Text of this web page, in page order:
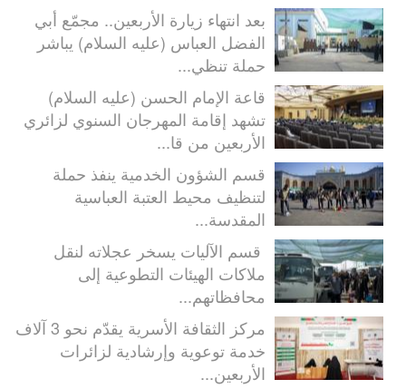
بعد انتهاء زيارة الأربعين.. مجمّع أبي
الفضل العباس (عليه السلام) يباشر
حملة تنظي...
قاعة الإمام الحسن (عليه السلام)
تشهد إقامة المهرجان السنوي لزائري
الأربعين من قا...
قسم الشؤون الخدمية ينفذ حملة
لتنظيف محيط العتبة العباسية
المقدسة...
قسم الآليات يسخر عجلاته لنقل
ملاكات الهيئات التطوعية إلى
محافظاتهم...
مركز الثقافة الأسرية يقدّم نحو 3 آلاف
خدمة توعوية وإرشادية لزائرات
الأربعين...